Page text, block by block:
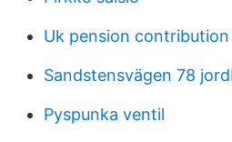
Uk pension
Sandstensvägen 78
Pyspunka ventil